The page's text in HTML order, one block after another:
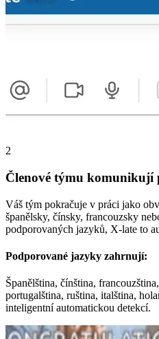
2
Členové týmu komunikují
Váš tým pokračuje v práci jako
španělsky, čínsky, francouzsky
podporovaných jazyků, X-late to
Podporované jazyky zahrnují:
Španělština, čínština,
portugalština, ruština, italština,
inteligentní automatickou detekcí.